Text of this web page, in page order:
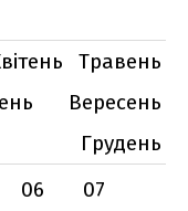
Травень
Вересень
Грудень
06
07